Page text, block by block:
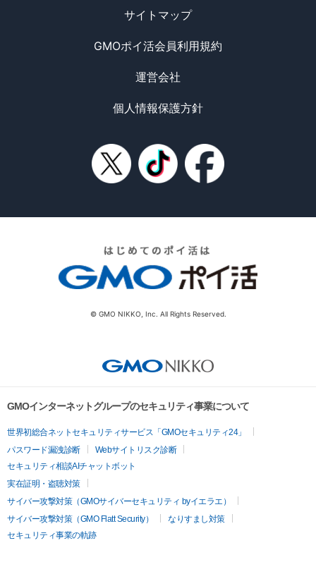
サイトマップ
GMOポイ活会員利用規約
運営会社
個人情報保護方針
© GMO NIKKO, Inc. All Rights Reserved.
GMOインターネットグループのセキュリティ事業について
世界初総合ネットセキュリティサービス「GMOセキュリティ24」
パスワード漏洩診断
Webサイトリスク診断
セキュリティ相談AIチャットボット
実在証明・盗聴対策
サイバー攻撃対策（GMOサイバーセキュリティ byイエラエ）
サイバー攻撃対策（GMO Flatt Security）
なりすまし対策
セキュリティ事業の軌跡